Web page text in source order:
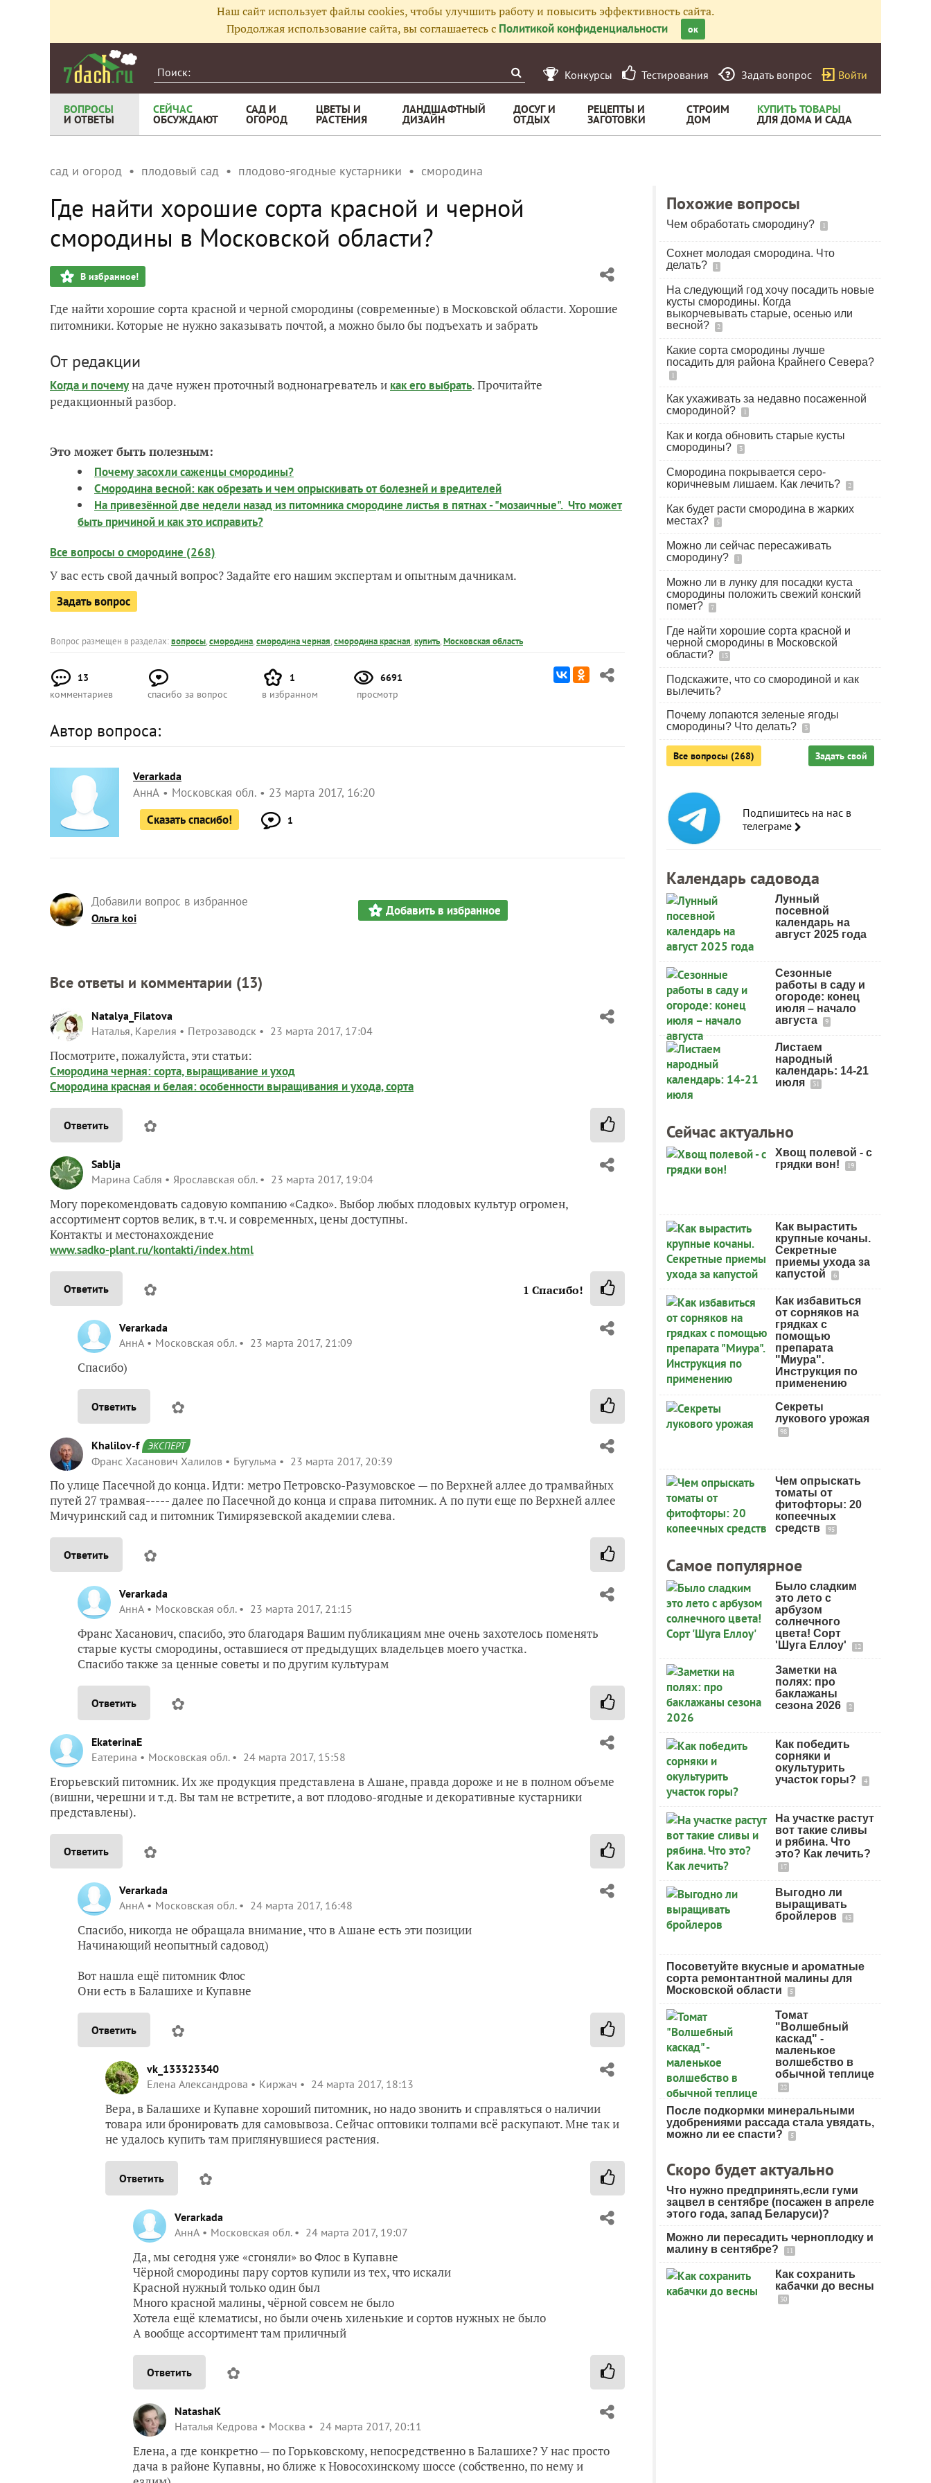
Наш сайт использует файлы cookies, чтобы улучшить работу и повысить эффективность сайта.
Продолжая использование сайта, вы соглашаетесь с Политикой конфиденциальности ок
Конкурсы Тестирования Задать вопрос Войти
ВОПРОСЫ
И ОТВЕТЫ
СЕЙЧАС
ОБСУЖДАЮТ
САД И
ОГОРОД
ЦВЕТЫ И
РАСТЕНИЯ
ЛАНДШАФТНЫЙ
ДИЗАЙН
ДОСУГ И
ОТДЫХ
РЕЦЕПТЫ И
ЗАГОТОВКИ
СТРОИМ
ДОМ
КУПИТЬ ТОВАРЫ
ДЛЯ ДОМА И САДА
сад и огород плодовый сад плодово-ягодные кустарники смородина
Где найти хорошие сорта красной и черной
смородины в Московской области?
В избранное!
Где найти хорошие сорта красной и черной смородины (современные) в Московской области. Хорошие
питомники. Которые не нужно заказывать почтой, а можно было бы подъехать и забрать
От редакции
Когда и почемуна даче нужен проточный воднонагреватель и как его выбрать. Прочитайте
редакционный разбор.
Это может быть полезным:
Почему засохли саженцы смородины?
Смородина весной: как обрезать и чем опрыскивать от болезней и вредителей
На привезённой две недели назад из питомника смородине листья в пятнах - "мозаичные". Что может
быть причиной и как это исправить?
Все вопросы о смородине (268)
У вас есть свой дачный вопрос? Задайте его нашим экспертам и опытным дачникам.
Задать вопрос
Вопрос размещен в разделах:вопросы,смородина,смородина черная,смородина красная,купить,Московская область
13
комментариев
спасибо за вопрос
1
в избранном
6691
просмотр
Автор вопроса:
Verarkada
АннА Московская обл.
23 марта 2017, 16:20
Сказать спасибо!
1
Добавили вопрос в избранное
Ольга koi Добавить в избранное
Все ответы и комментарии (13)
Natalya_Filatova
Наталья, Карелия
Петрозаводск 23 марта 2017, 17:04
Посмотрите, пожалуйста, эти статьи:
Смородина черная: сорта, выращивание и уход
Смородина красная и белая: особенности выращивания и ухода, сорта
Ответить ✿
Sablja
Марина Сабля
Ярославская обл. 23 марта 2017, 19:04
Могу порекомендовать садовую компанию «Садко». Выбор любых плодовых культур огромен,
ассортимент сортов велик, в т.ч. и современных, цены доступны.
Контакты и местонахождение
www.sadko-plant.ru/kontakti/index.html
Ответить ✿ 1 Спасибо!
Verarkada
АннА
Московская обл. 23 марта 2017, 21:09
Спасибо)
Ответить ✿
Khalilov-f ЭКСПЕРТ
Франс Хасанович Халилов Бугульма 23 марта 2017, 20:39
По улице Пасечной до конца. Идти: метро Петровско-Разумовское — по Верхней аллее до трамвайных
путей 27 трамвая----- далее по Пасечной до конца и справа питомник. А по пути еще по Верхней аллее
Мичуринский сад и питомник Тимирязевской академии слева.
Ответить ✿
Verarkada
АннА
Московская обл. 23 марта 2017, 21:15
Франс Хасанович, спасибо, это благодаря Вашим публикациям мне очень захотелось поменять
старые кусты смородины, оставшиеся от предыдущих владельцев моего участка.
Спасибо также за ценные советы и по другим культурам
Ответить ✿
EkaterinaE
Еатерина
Московская обл. 24 марта 2017, 15:58
Егорьевский питомник. Их же продукция представлена в Ашане, правда дороже и не в полном объеме
(вишни, черешни и т.д. Вы там не встретите, а вот плодово-ягодные и декоративные кустарники
представлены).
Ответить ✿
Verarkada
АннА
Московская обл. 24 марта 2017, 16:48
Спасибо, никогда не обращала внимание, что в Ашане есть эти позиции
Начинающий неопытный садовод)
Вот нашла ещё питомник Флос
Они есть в Балашихе и Купавне
Ответить ✿
vk_133323340
Елена Александрова
Киржач 24 марта 2017, 18:13
Вера, в Балашихе и Купавне хороший питомник, но надо звонить и справляться о наличии
товара или бронировать для самовывоза. Сейчас оптовики толпами всё раскупают. Мне так и
не удалось купить там приглянувшиеся растения.
Ответить ✿
Verarkada
АннА
Московская обл. 24 марта 2017, 19:07
Да, мы сегодня уже «сгоняли» во Флос в Купавне
Чёрной смородины пару сортов купили из тех, что искали
Красной нужный только один был
Много красной малины, чёрной совсем не было
Хотела ещё клематисы, но были очень хиленькие и сортов нужных не было
А вообще ассортимент там приличный
Ответить ✿
NatashaK
Наталья Кедрова
Москва 24 марта 2017, 20:11
Елена, а где конкретно — по Горьковскому, непосредственно в Балашихе? У нас просто
дача в районе Купавны, но ближе к Новосохинскому шоссе (собственно, по нему и
Похожие вопросы
Чем обработать смородину? 1
Сохнет молодая смородина. Что
делать?
1
На следующий год хочу посадить новые
кусты смородины. Когда
выкорчевывать старые, осенью или
весной?
2
Какие сорта смородины лучше
посадить для района Крайнего Севера?
1
Как ухаживать за недавно посаженной
смородиной?
1
Как и когда обновить старые кусты
смородины?
3
Смородина покрывается серо-
коричневым лишаем. Как лечить?
2
Как будет расти смородина в жарких
местах?
5
Можно ли сейчас пересаживать
смородину?
1
Можно ли в лунку для посадки куста
смородины положить свежий конский
помет?
7
Где найти хорошие сорта красной и
черной смородины в Московской
области?
13
Подскажите, что со смородиной и как
вылечить?
Почему лопаются зеленые ягоды
смородины? Что делать?
3
Все вопросы (268) Задать свой
Подпишитесь на нас в
телеграме
Календарь садовода
Лунный
посевной
календарь на
август 2025 года
Сезонные
работы в саду и
огороде: конец
июля – начало
августа
9
Листаем
народный
календарь: 14-21
июля
31
Сейчас актуально
Хвощ полевой - с
грядки вон!
19
Как вырастить
крупные кочаны.
Секретные
приемы ухода за
капустой
6
Как избавиться
от сорняков на
грядках с
помощью
препарата
"Миура".
Инструкция по
применению
Секреты
лукового урожая
98
Чем опрыскать
томаты от
фитофторы: 20
копеечных
средств
95
Самое популярное
Было сладким
это лето с
арбузом
солнечного
цвета! Сорт
'Шуга Еллоу'
12
Заметки на
полях: про
баклажаны
сезона 2026
2
Как победить
сорняки и
окультурить
участок горы?
4
На участке растут
вот такие сливы
и рябина. Что
это? Как лечить?
17
Выгодно ли
выращивать
бройлеров
43
Посоветуйте вкусные и ароматные
сорта ремонтантной малины для
Московской области
5
Томат
"Волшебный
каскад" -
маленькое
волшебство в
обычной теплице
22
После подкормки минеральными
удобрениями рассада стала увядать,
можно ли ее спасти?
5
Скоро будет актуально
Что нужно предпринять,если гуми
зацвел в сентябре (посажен в апреле
этого года, запад Беларуси)?
Можно ли пересадить черноплодку и
малину в сентябре?
11
Как сохранить
кабачки до весны
30